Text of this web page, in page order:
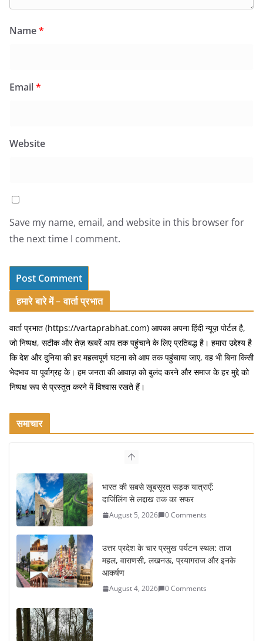
Name*
Email*
Website
Save my name, email, and website in this browser for
the next time I comment.
हमारे बारे में – वार्ता प्रभात
वार्ता प्रभात (https://vartaprabhat.com) आपका अपना हिंदी न्यूज़ पोर्टल है,
जो निष्पक्ष, सटीक और तेज़ खबरें आप तक पहुंचाने के लिए प्रतिबद्ध है। हमारा उद्देश्य है
कि देश और दुनिया की हर महत्वपूर्ण घटना को आप तक पहुंचाया जाए, वह भी बिना किसी
भेदभाव या पूर्वाग्रह के। हम जनता की आवाज़ को बुलंद करने और समाज के हर मुद्दे को
निष्पक्ष रूप से प्रस्तुत करने में विश्वास रखते हैं।
समाचार
भारत की सबसे खूबसूरत सड़क यात्राएँ:
दार्जिलिंग से लद्दाख तक का सफर
August 5, 2026 0 Comments
उत्तर प्रदेश के चार प्रमुख पर्यटन स्थल: ताज
महल, वाराणसी, लखनऊ, प्रयागराज और इनके
आकर्षण
August 4, 2026 0 Comments